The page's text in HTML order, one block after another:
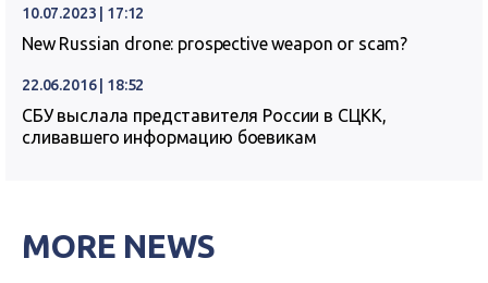
10.07.2023 | 17:12
New Russian drone: prospective weapon or scam?
22.06.2016 | 18:52
СБУ выслала представителя России в СЦКК,
сливавшего информацию боевикам
MORE NEWS